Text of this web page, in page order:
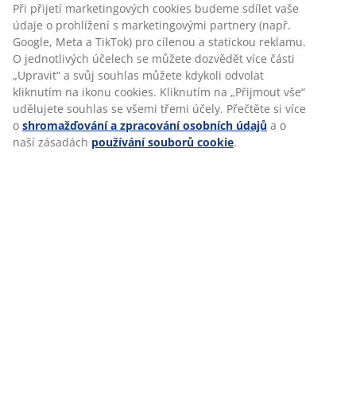
Základem pro automatizované rozhodování
bude to, že některé pracovní příležitosti jsou
natolik atraktivní, že by pro nás bylo prakticky
nemožné posoudit všechny žádosti a najít toho
nejvhodnějšího kandidáta.
Důsledkem pro uchazeče může být, že na
zamítnuté žádosti nebude brán zřetel na danou
pozici. To znamená, že jejich žádost nebude
Při přijetí marketingových cookies budeme sdílet vaše
údaje o prohlížení s marketingovými partnery (např.
Google, Meta a TikTok) pro cílenou a statickou reklamu.
O jednotlivých účelech se můžete dozvědět více části
„Upravit“ a svůj souhlas můžete kdykoli odvolat
kliknutím na ikonu cookies. Kliknutím na „Přijmout vše“
udělujete souhlas se všemi třemi účely. Přečtěte si více
o shromažďování a zpracování osobních údajů a o
naší zásadách používání souborů cookie.